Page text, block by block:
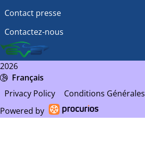
Contact presse
Contactez-nous
2026
Français
Privacy Policy
Conditions Générales
Powered by